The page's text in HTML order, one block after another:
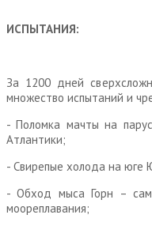
ИСПЫТАНИЯ:
За 1200 дней
множество испытаний и
- Поломка мачты на
Атлантики;
- Свирепые холода на юге
- Обход мыса Горн –
моореплавания;